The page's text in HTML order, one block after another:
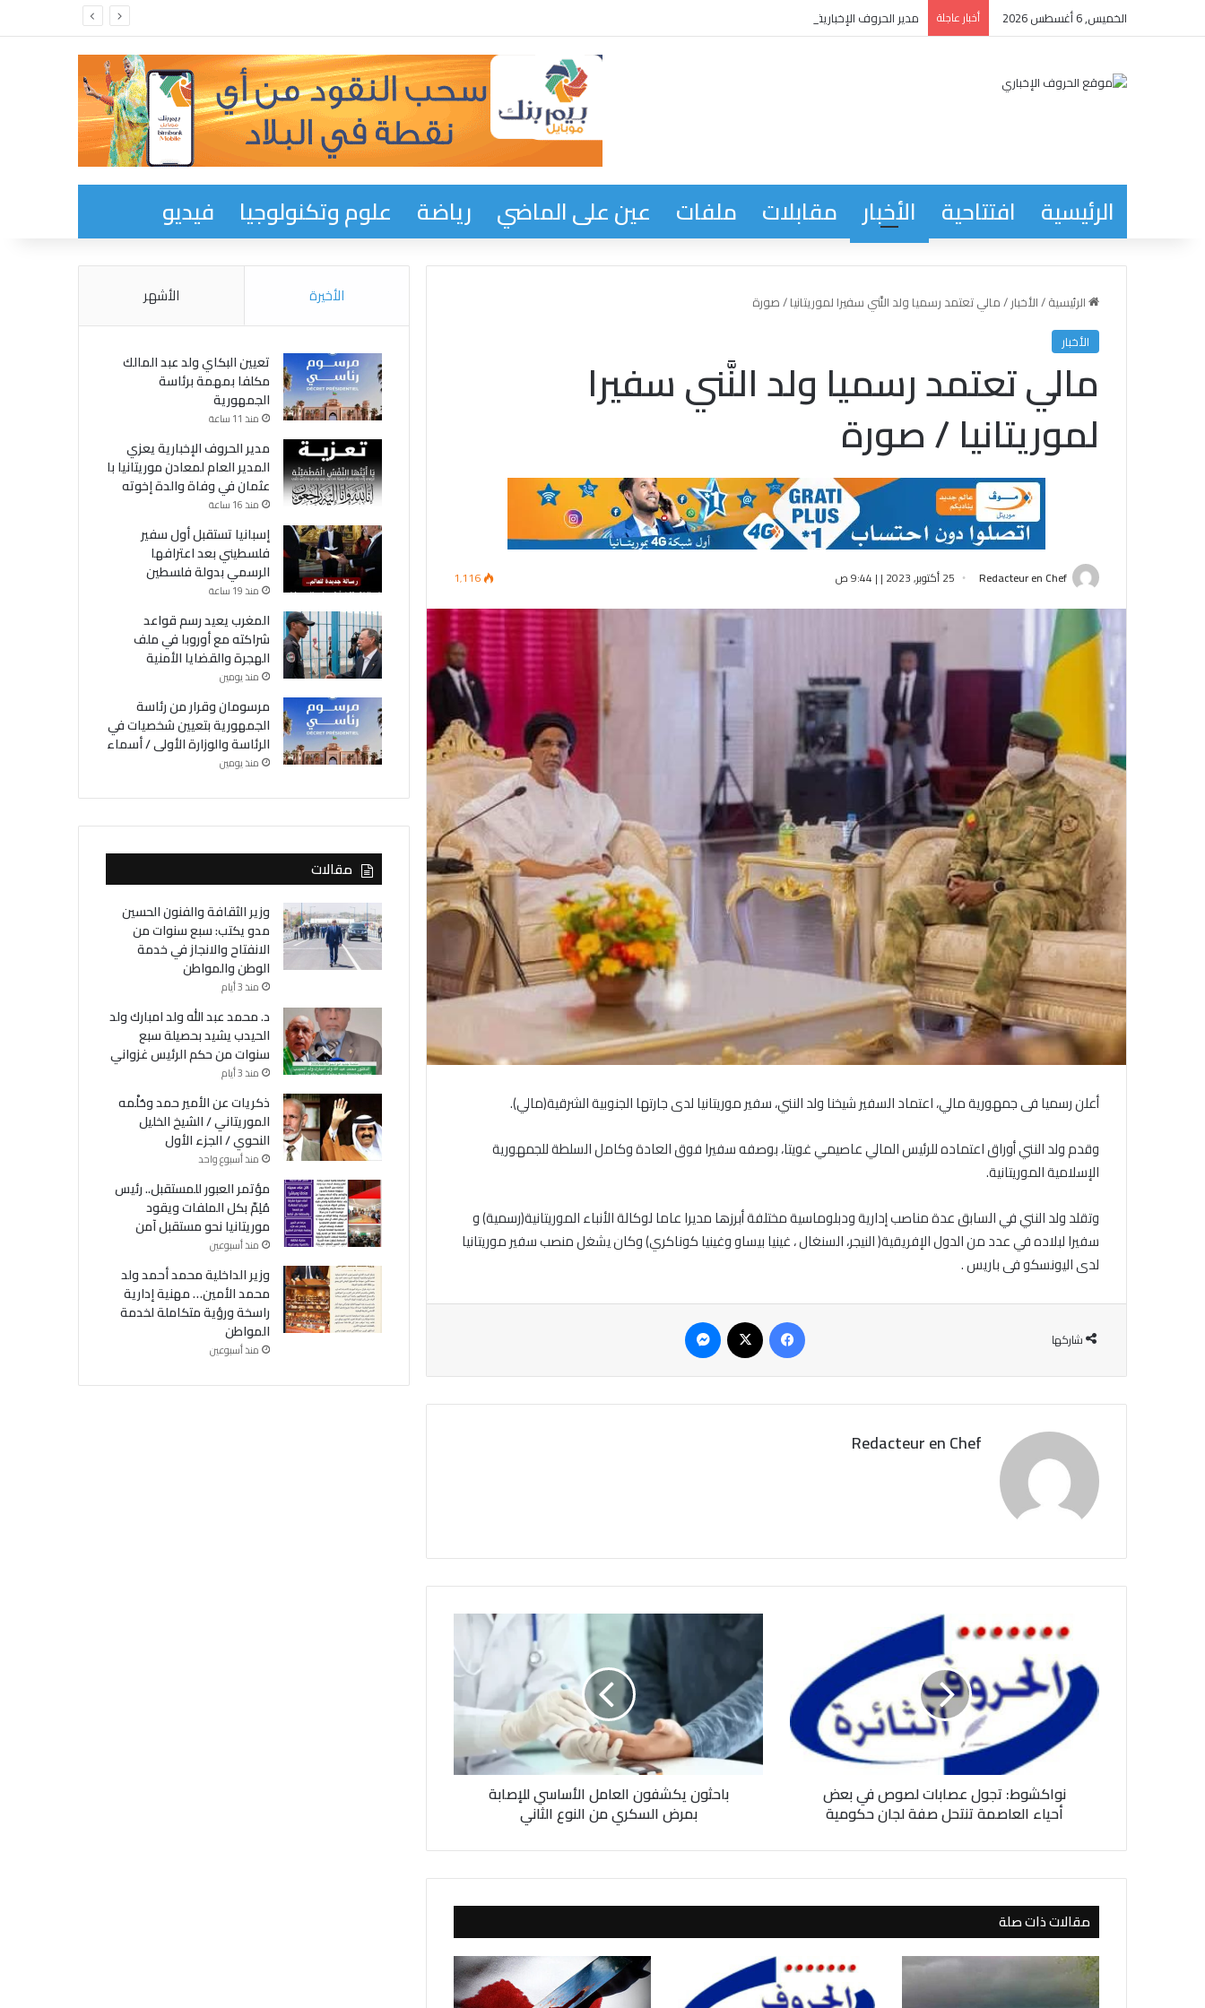
الخميس, 6 أغسطس 2026 أخبار عاجلة مدير الحروف الإخبارية يعزي المدير العام لمعادن موريتانيا با عثمان في وفاة والدة إخوته
الرئيسية افتتاحية الأخبار مقابلات ملفات عين على الماضي رياضة علوم وتكنولوجيا فيديو
الرئيسية/الأخبار/مالي تعتمد رسميا ولد النَّني سفيرا لموريتانيا / صورة
الأخبار
مالي تعتمد رسميا ولد النَّني سفيرا
لموريتانيا / صورة
Redacteur en Chef 25 أكتوبر, 2023 | | 9:44 ص 1٬116
أعلن رسميا فى جمهورية مالي، اعتماد السفير شيخنا ولد النني، سفير موريتانيا لدى جارتها الجنوبية الشرقية(مالي).
وقدم ولد النني أوراق اعتماده للرئيس المالي عاصيمي غويتا، بوصفه سفيرا فوق العادة وكامل السلطة للجمهورية
الإسلامية الموريتانية.
وتقلد ولد النني في السابق عدة مناصب إدارية ودبلوماسية مختلفة أبرزها مديرا عاما لوكالة الأنباء الموريتانية(رسمية) و
سفيرا لبلاده في عدد من الدول الإفريقية( النيجر، السنغال ، غينيا بيساو وغينيا كوناكري) وكان يشغل منصب سفير موريتانيا
لدى اليونسكو فى باريس .
شاركها
Redacteur en Chef
ك
ش
و
ع
ا
ب
ت
ل
ص
و
نواكشوط: تجول عصابات لصوص في بعض
أحياء العاصمة تنتحل صفة لجان حكومية
ح
ث
و
ن
ي
ا
ع
ا
ل
ا
ل
أ
باحثون يكشفون العامل الأساسي للإصابة
بمرض السكري من النوع الثاني
مقالات ذات صلة
الأخيرة الأشهر
تعيين البكاي ولد عبد المالك
مكلفا بمهمة برئاسة
الجمهورية
منذ 11 ساعة
مدير الحروف الإخبارية يعزي
المدير العام لمعادن موريتانيا با
عثمان في وفاة والدة إخوته
منذ 16 ساعة
إسبانيا تستقبل أول سفير
فلسطيني بعد اعترافها
الرسمي بدولة فلسطين
منذ 19 ساعة
المغرب يعيد رسم قواعد
شراكته مع أوروبا في ملف
الهجرة والقضايا الأمنية
منذ يومين
مرسومان وقرار من رئاسة
الجمهورية بتعيين شخصيات في
الرئاسة والوزارة الأولى / أسماء
منذ يومين
مقالات
وزير الثقافة والفنون الحسين
مدو يكتب: سبع سنوات من
الانفتاح والانجاز في خدمة
الوطن والمواطن
منذ 3 أيام
د. محمد عبد الله ولد امبارك ولد
الحيدب يشيد بحصيلة سبع
سنوات من حكم الرئيس غزواني
منذ 3 أيام
ذكريات عن الأمير حمد وحُلْمه
الموريتاني / الشيخ الخليل
النحوي / الجزء الأول
منذ أسبوع واحد
مؤتمر العبور للمستقبل.. رئيس
مُلِمّ بكل الملفات ويقود
موريتانيا نحو مستقبل آمن
منذ أسبوعين
وزير الداخلية محمد أحمد ولد
محمد الأمين… مهنية إدارية
راسخة ورؤية متكاملة لخدمة
المواطن
منذ أسبوعين